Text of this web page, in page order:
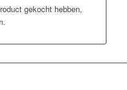
gekocht hebben,